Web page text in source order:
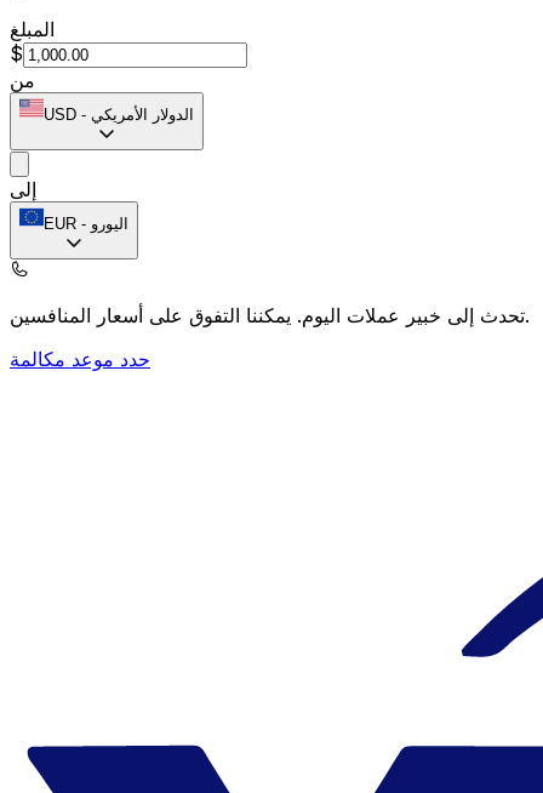
المبلغ
$
من
USD - الدولار الأمريكي
إلى
EUR - اليورو
تحدث إلى خبير عملات اليوم.يمكننا التفوق على أسعار المنافسين.
حدد موعد مكالمة